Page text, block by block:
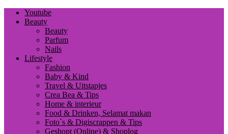
Youtube
Beauty
Beauty
Parfum
Nails
Lifestyle
Fashion
Baby & Kind
Travel & Uitstapjes
Crea Bea & Tips
Home & interieur
Food & Drinken, Selamat makan
Foto`s & Digiscrappen & Tips
Geshopt (Online) & Shoplog